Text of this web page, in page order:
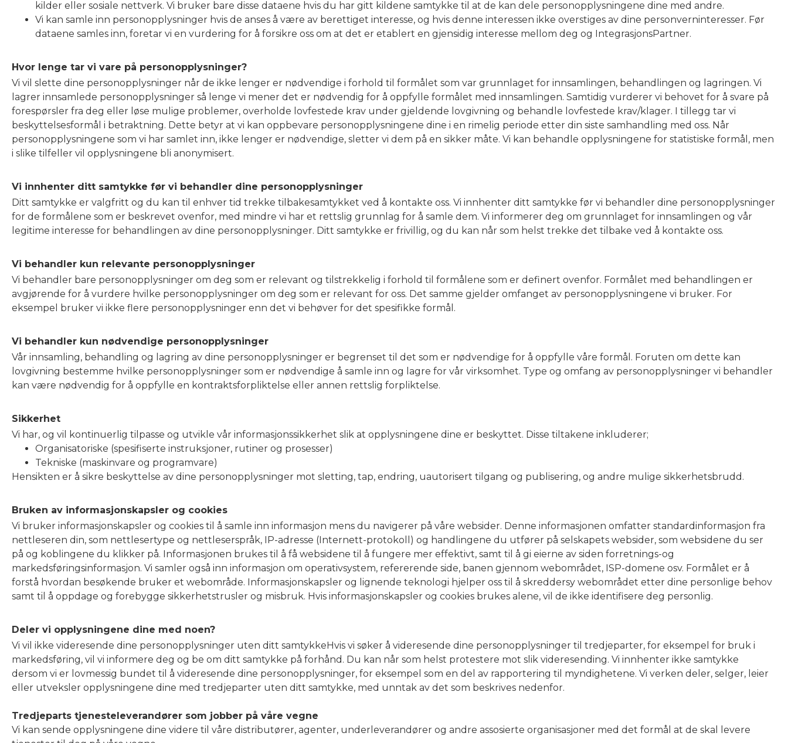
kilder eller sosiale nettverk. Vi bruker bare disse dataene hvis du har gitt kildene samtykke til at de kan dele personopplysningene dine med andre.
Vi kan samle inn personopplysninger hvis de anses å være av berettiget interesse, og hvis denne interessen ikke overstiges av dine personverninteresser. Før
dataene samles inn, foretar vi en vurdering for å forsikre oss om at det er etablert en gjensidig interesse mellom deg og IntegrasjonsPartner.
Hvor lenge tar vi vare på personopplysninger?
Vi vil slette dine personopplysninger når de ikke lenger er nødvendige i forhold til formålet som var grunnlaget for innsamlingen, behandlingen og lagringen. Vi
lagrer innsamlede personopplysninger så lenge vi mener det er nødvendig for å oppfylle formålet med innsamlingen. Samtidig vurderer vi behovet for å svare på
forespørsler fra deg eller løse mulige problemer, overholde lovfestede krav under gjeldende lovgivning og behandle lovfestede krav/klager. I tillegg tar vi
beskyttelsesformål i betraktning. Dette betyr at vi kan oppbevare personopplysningene dine i en rimelig periode etter din siste samhandling med oss. Når
personopplysningene som vi har samlet inn, ikke lenger er nødvendige, sletter vi dem på en sikker måte. Vi kan behandle opplysningene for statistiske formål, men
i slike tilfeller vil opplysningene bli anonymisert.
Vi innhenter ditt samtykke før vi behandler dine personopplysninger
Ditt samtykke er valgfritt og du kan til enhver tid trekke tilbakesamtykket ved å kontakte oss. Vi innhenter ditt samtykke før vi behandler dine personopplysninger
for de formålene som er beskrevet ovenfor, med mindre vi har et rettslig grunnlag for å samle dem. Vi informerer deg om grunnlaget for innsamlingen og vår
legitime interesse for behandlingen av dine personopplysninger. Ditt samtykke er frivillig, og du kan når som helst trekke det tilbake ved å kontakte oss.
Vi behandler kun relevante personopplysninger
Vi behandler bare personopplysninger om deg som er relevant og tilstrekkelig i forhold til formålene som er definert ovenfor. Formålet med behandlingen er
avgjørende for å vurdere hvilke personopplysninger om deg som er relevant for oss. Det samme gjelder omfanget av personopplysningene vi bruker. For
eksempel bruker vi ikke flere personopplysninger enn det vi behøver for det spesifikke formål.
Vi behandler kun nødvendige personopplysninger
Vår innsamling, behandling og lagring av dine personopplysninger er begrenset til det som er nødvendige for å oppfylle våre formål. Foruten om dette kan
lovgivning bestemme hvilke personopplysninger som er nødvendige å samle inn og lagre for vår virksomhet. Type og omfang av personopplysninger vi behandler
kan være nødvendig for å oppfylle en kontraktsforpliktelse eller annen rettslig forpliktelse.
Sikkerhet
Vi har, og vil kontinuerlig tilpasse og utvikle vår informasjonssikkerhet slik at opplysningene dine er beskyttet. Disse tiltakene inkluderer;
Organisatoriske (spesifiserte instruksjoner, rutiner og prosesser)
Tekniske (maskinvare og programvare)
Hensikten er å sikre beskyttelse av dine personopplysninger mot sletting, tap, endring, uautorisert tilgang og publisering, og andre mulige sikkerhetsbrudd.
Bruken av informasjonskapsler og cookies
Vi bruker informasjonskapsler og cookies til å samle inn informasjon mens du navigerer på våre websider. Denne informasjonen omfatter standardinformasjon fra
nettleseren din, som nettlesertype og nettleserspråk, IP-adresse (Internett-protokoll) og handlingene du utfører på selskapets websider, som websidene du ser
på og koblingene du klikker på. Informasjonen brukes til å få websidene til å fungere mer effektivt, samt til å gi eierne av siden forretnings-og
markedsføringsinformasjon. Vi samler også inn informasjon om operativsystem, refererende side, banen gjennom webområdet, ISP-domene osv. Formålet er å
forstå hvordan besøkende bruker et webområde. Informasjonskapsler og lignende teknologi hjelper oss til å skreddersy webområdet etter dine personlige behov
samt til å oppdage og forebygge sikkerhetstrusler og misbruk. Hvis informasjonskapsler og cookies brukes alene, vil de ikke identifisere deg personlig.
Deler vi opplysningene dine med noen?
Vi vil ikke videresende dine personopplysninger uten ditt samtykkeHvis vi søker å videresende dine personopplysninger til tredjeparter, for eksempel for bruk i
markedsføring, vil vi informere deg og be om ditt samtykke på forhånd. Du kan når som helst protestere mot slik videresending. Vi innhenter ikke samtykke
dersom vi er lovmessig bundet til å videresende dine personopplysninger, for eksempel som en del av rapportering til myndighetene. Vi verken deler, selger, leier
eller utveksler opplysningene dine med tredjeparter uten ditt samtykke, med unntak av det som beskrives nedenfor.
Tredjeparts tjenesteleverandører som jobber på våre vegne
Vi kan sende opplysningene dine videre til våre distributører, agenter, underleverandører og andre assosierte organisasjoner med det formål at de skal levere